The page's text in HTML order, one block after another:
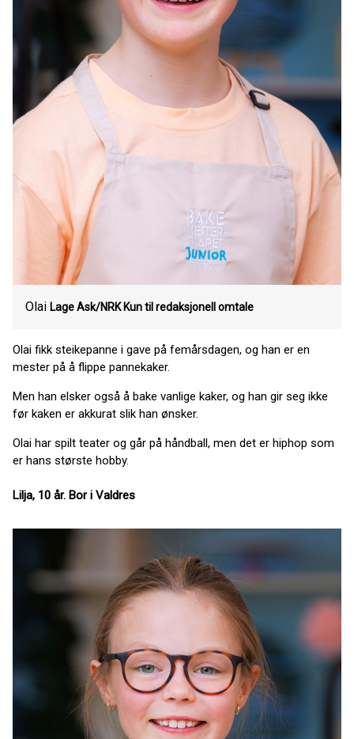
Olai Lage Ask/NRK Kun til redaksjonell omtale
Olai fikk steikepanne i gave på femårsdagen, og han er en
mester på å flippe pannekaker.
Men han elsker også å bake vanlige kaker, og han gir seg ikke
før kaken er akkurat slik han ønsker.
Olai har spilt teater og går på håndball, men det er hiphop som
er hans største hobby.
Lilja, 10 år. Bor i Valdres